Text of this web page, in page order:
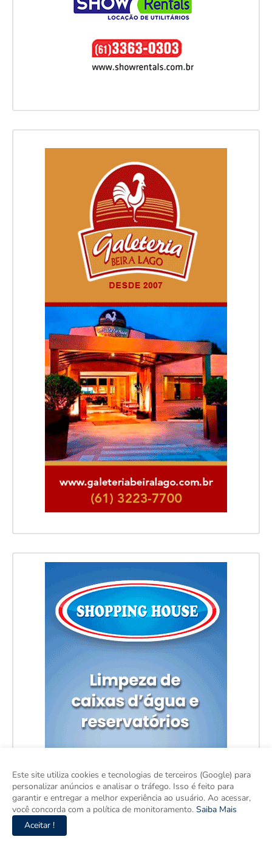
Este site utiliza cookies e tecnologias de terceiros (Google) para
personalizar anúncios e analisar o tráfego. Isso é feito para
garantir e entregar a melhor experiência ao usuário. Ao acessar,
você concorda com a política de monitoramento. Saiba Mais
Aceitar !